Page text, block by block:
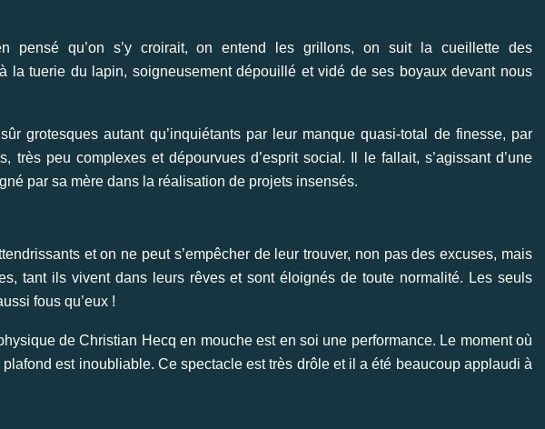
pensé qu’on s’y croirait, on entend les grillons, on suit la cueillette des
la tuerie du lapin, soigneusement dépouillé et vidé de ses boyaux devant nous
grotesques autant qu’inquiétants par leur manque quasi-total de finesse, par
très peu complexes et dépourvues d’esprit social. Il le fallait, s’agissant d’une
par sa mère dans la réalisation de projets insensés.
et on ne peut s’empêcher de leur trouver, non pas des excuses, mais
tant ils vivent dans leurs rêves et sont éloignés de toute normalité. Les seuls
fous qu’eux !
de Christian Hecq en mouche est en soi une performance. Le moment où
est inoubliable. Ce spectacle est très drôle et il a été beaucoup applaudi à